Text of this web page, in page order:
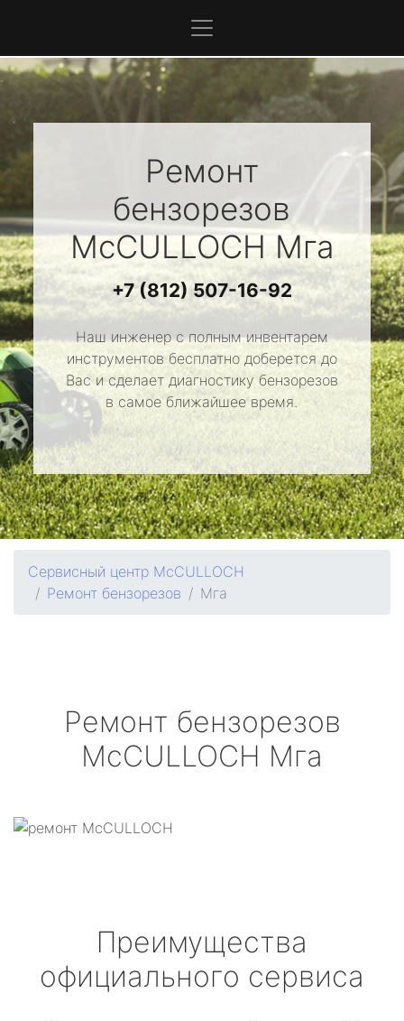
Ремонт
бензорезов
McCULLOCHМга
+7 (812) 507-16-92
Наш инженер с полным инвентарем
инструментов бесплатно доберется до
Вас и сделает диагностику бензорезов
в самое ближайшее время.
Сервисный центр McCULLOCH
Ремонт бензорезов
Мга
Ремонт бензорезов
McCULLOCH Мга
Преимущества
официального сервиса